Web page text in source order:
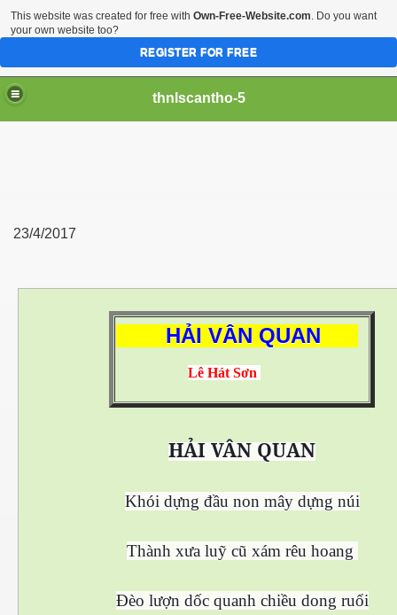
thnlscantho-5
23/4/2017
HẢI VÂN QUAN
Lê Hát Sơn
HẢI VÂN QUAN
Khói dựng đầu non mây dựng núi
Thành xưa luỹ cũ xám rêu hoang
Đèo lượn dốc quanh chiều dong ruổi
This website was created for free with Own-Free-Website.com. Do you want
your own website too?
REGISTER FOR FREE